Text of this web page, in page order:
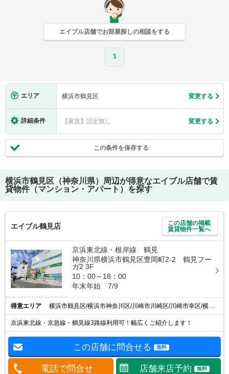
エイブル店舗でお部屋探しの相談をする
1
エリア 横浜市鶴見区 変更する
詳細条件 【家賃】設定無し 変更する
この条件を保存する
横浜市鶴見区（神奈川県）
周辺が得意なエイブル店舗で賃
貸物件（マンション・アパート）を探す
エイブル鶴見店
この店舗の掲載
賃貸物件一覧へ
京浜東北線・根岸線 鶴見
神奈川県横浜市鶴見区豊岡町2-2 鶴見フー
ガ2 3F
10：00～18：00
年末年始 7/9
得意エリア 横浜市鶴見区/横浜市神奈川区/川崎市川崎区/川崎市幸区/横浜市港北区
京浜東北線・京急線・鶴見線3路線利用可！幅広くご紹介します！
この店舗に問合せる 無料
電話で問合せ 店舗来店予約 無料